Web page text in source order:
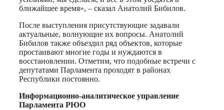
ближайшее время», – сказал Анатолий Бибилов.
После выступления присутствующие задавали
актуальные, волнующие их вопросы. Анатолий
Бибилов также объездил ряд объектов, которые
простаивают многие годы и нуждаются в
восстановлении. Отметим, что подобные встречи с
депутатами Парламента проходят в районах
Республики постоянно.
Информационно-аналитическое управление
Парламента РЮО